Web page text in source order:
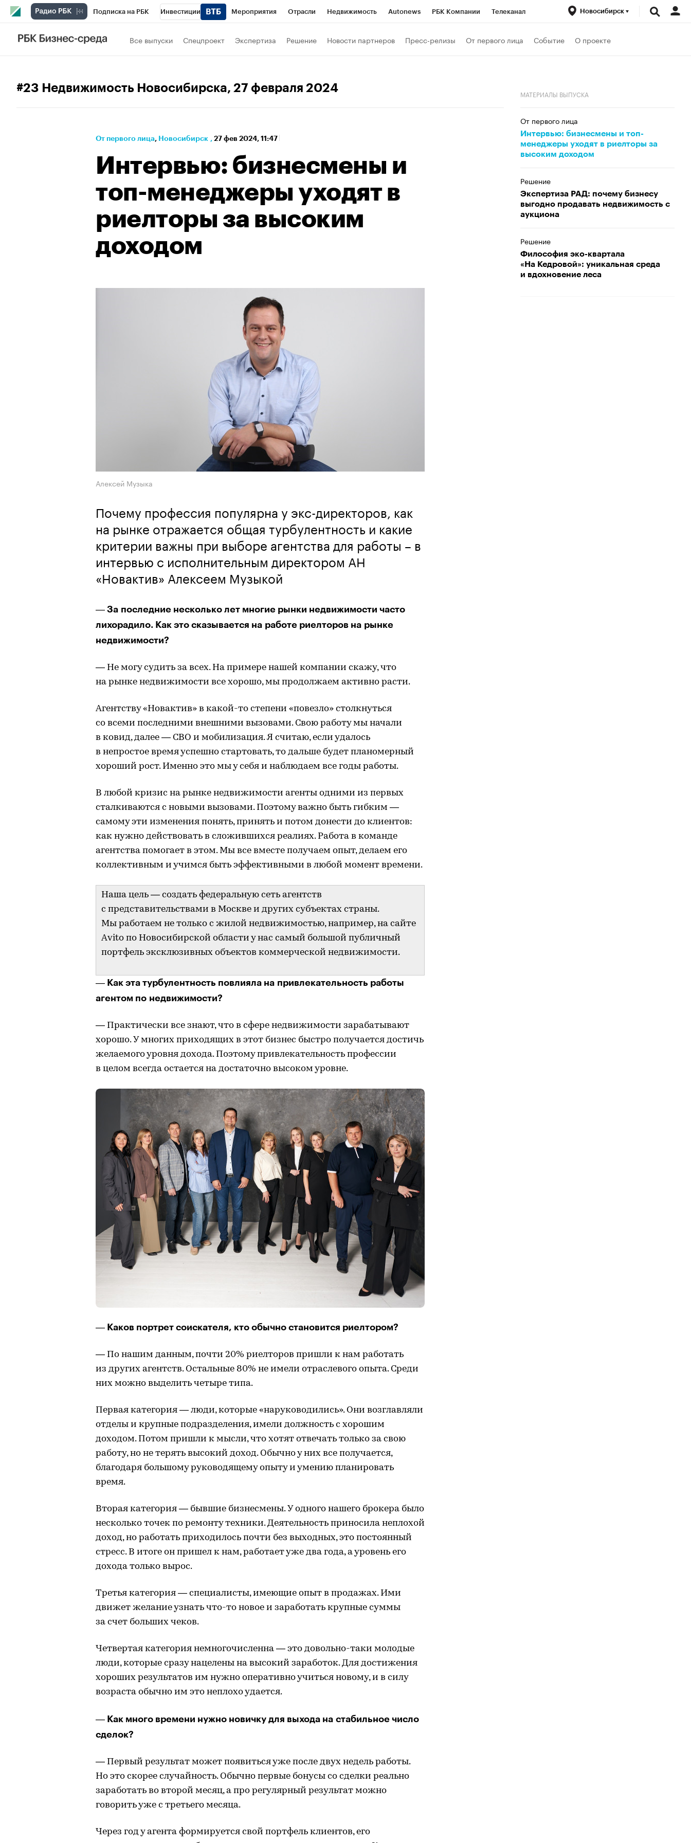
Подписка на РБК Инвестиции Мероприятия Отрасли Недвижимость Autonews РБК Компании Телеканал
РБК Вино
Франшизы
Новосибирск
Все выпуски Спецпроект Экспертиза Решение Новости партнеров Пресс-релизы От первого лица Событие О проекте
#23 Недвижимость Новосибирска, 27 февраля 2024
От первого лица⁠, Новосибирск , 27 фев 2024, 11:47
Интервью: бизнесмены и
топ-менеджеры уходят в
риелторы за высоким
доходом
Алексей Музыка
Почему профессия популярна у экс-директоров, как
на рынке отражается общая турбулентность и какие
критерии важны при выборе агентства для работы – в
интервью с исполнительным директором АН
«Новактив» Алексеем Музыкой
— За последние несколько лет многие рынки недвижимости часто
лихорадило. Как это сказывается на работе риелторов на рынке
недвижимости?
— Не могу судить за всех. На примере нашей компании скажу, что
на рынке недвижимости все хорошо, мы продолжаем активно расти.
Агентству «Новактив» в какой-то степени «повезло» столкнуться
со всеми последними внешними вызовами. Свою работу мы начали
в ковид, далее — СВО и мобилизация. Я считаю, если удалось
в непростое время успешно стартовать, то дальше будет планомерный
хороший рост. Именно это мы у себя и наблюдаем все годы работы.
В любой кризис на рынке недвижимости агенты одними из первых
сталкиваются с новыми вызовами. Поэтому важно быть гибким —
самому эти изменения понять, принять и потом донести до клиентов:
как нужно действовать в сложившихся реалиях. Работа в команде
агентства помогает в этом. Мы все вместе получаем опыт, делаем его
коллективным и учимся быть эффективными в любой момент времени.
Наша цель — создать федеральную сеть агентств
с представительствами в Москве и других субъектах страны.
Мы работаем не только с жилой недвижимостью, например, на сайте
Аvito по Новосибирской области у нас самый большой публичный
портфель эксклюзивных объектов коммерческой недвижимости.
— Как эта турбулентность повлияла на привлекательность работы
агентом по недвижимости?
— Практически все знают, что в сфере недвижимости зарабатывают
хорошо. У многих приходящих в этот бизнес быстро получается достичь
желаемого уровня дохода. Поэтому привлекательность профессии
в целом всегда остается на достаточно высоком уровне.
— Каков портрет соискателя, кто обычно становится риелтором?
— По нашим данным, почти 20% риелторов пришли к нам работать
из других агентств. Остальные 80% не имели отраслевого опыта. Среди
них можно выделить четыре типа.
Первая категория — люди, которые «наруководились». Они возглавляли
отделы и крупные подразделения, имели должность с хорошим
доходом. Потом пришли к мысли, что хотят отвечать только за свою
работу, но не терять высокий доход. Обычно у них все получается,
благодаря большому руководящему опыту и умению планировать
время.
Вторая категория — бывшие бизнесмены. У одного нашего брокера было
несколько точек по ремонту техники. Деятельность приносила неплохой
доход, но работать приходилось почти без выходных, это постоянный
стресс. В итоге он пришел к нам, работает уже два года, а уровень его
дохода только вырос.
Третья категория — специалисты, имеющие опыт в продажах. Ими
движет желание узнать что-то новое и заработать крупные суммы
за счет больших чеков.
Четвертая категория немногочисленна — это довольно-таки молодые
люди, которые сразу нацелены на высокий заработок. Для достижения
хороших результатов им нужно оперативно учиться новому, и в силу
возраста обычно им это неплохо удается.
— Как много времени нужно новичку для выхода на стабильное число
сделок?
— Первый результат может появиться уже после двух недель работы.
Но это скорее случайность. Обычно первые бонусы со сделки реально
заработать во второй месяц, а про регулярный результат можно
говорить уже с третьего месяца.
Через год у агента формируется свой портфель клиентов, его
МАТЕРИАЛЫ ВЫПУСКА
От первого лица
Интервью: бизнесмены и топ-
менеджеры уходят в риелторы за
высоким доходом
Решение
Экспертиза РАД: почему бизнесу
выгодно продавать недвижимость с
аукциона
Решение
Философия эко-квартала
«На Кедровой»: уникальная среда
и вдохновение леса